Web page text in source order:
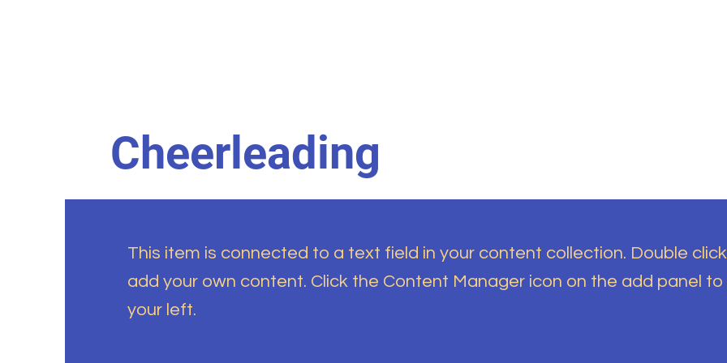
Cheerleading
This item is connected to a text field in your content collection. Double
add your own content. Click the Content Manager icon on the add panel to
your left.